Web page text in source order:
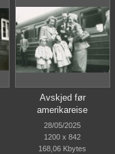
Avskjed før
amerikareise
28/05/2025
1200 x 842
168,06 Kbytes